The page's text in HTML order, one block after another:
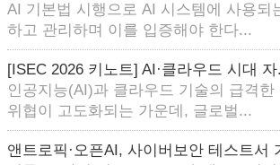
AI 기본법 시행으로 AI 시스템에 사용되
하고 관리하며 이를 입증해야 한다...
[ISEC 2026 키노트] AI·클라우드 시대
인공지능(AI)과 클라우드 기술의 급격한
위협이 고도화되는 가운데, 글로벌...
앤트로픽·오픈AI, 사이버보안 테스트서